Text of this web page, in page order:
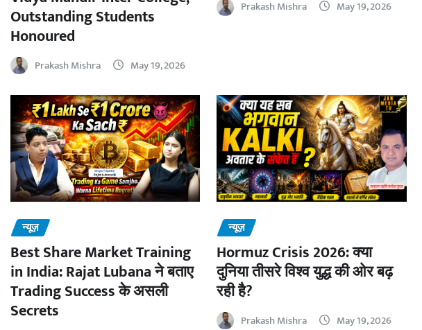
Outstanding Students
Honoured
Prakash Mishra May 19, 2026
Prakash Mishra May 19, 2026
न्यूज़
Best Share Market Training
in India: Rajat Lubana ने बताए
Trading Success के असली
Secrets
न्यूज़
Hormuz Crisis 2026: क्या
दुनिया तीसरे विश्व युद्ध की ओर बढ़
रही है?
Prakash Mishra May 19, 2026